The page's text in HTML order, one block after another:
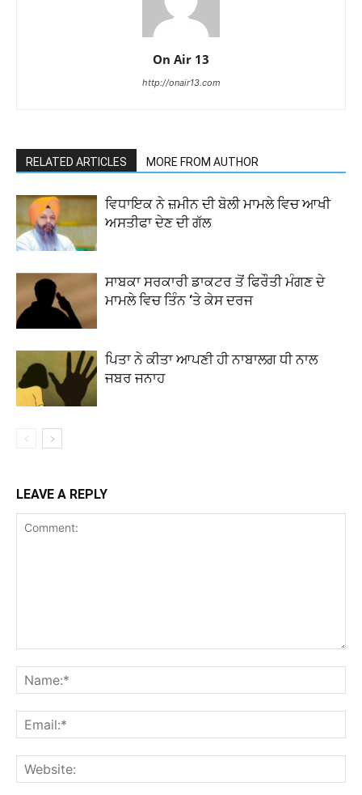
On Air 13
http://onair13.com
RELATED ARTICLES MORE FROM AUTHOR
ਵਿਧਾਇਕ ਨੇ ਜ਼ਮੀਨ ਦੀ ਬੋਲੀ ਮਾਮਲੇ ਵਿਚ ਆਖੀ
ਅਸਤੀਫਾ ਦੇਣ ਦੀ ਗੱਲ
ਸਾਬਕਾ ਸਰਕਾਰੀ ਡਾਕਟਰ ਤੋਂ ਫਿਰੌਤੀ ਮੰਗਣ ਦੇ
ਮਾਮਲੇ ਵਿਚ ਤਿੰਨ ‘ਤੇ ਕੇਸ ਦਰਜ
ਪਿਤਾ ਨੇ ਕੀਤਾ ਆਪਣੀ ਹੀ ਨਾਬਾਲਗ ਧੀ ਨਾਲ
ਜਬਰ ਜਨਾਹ
LEAVE A REPLY